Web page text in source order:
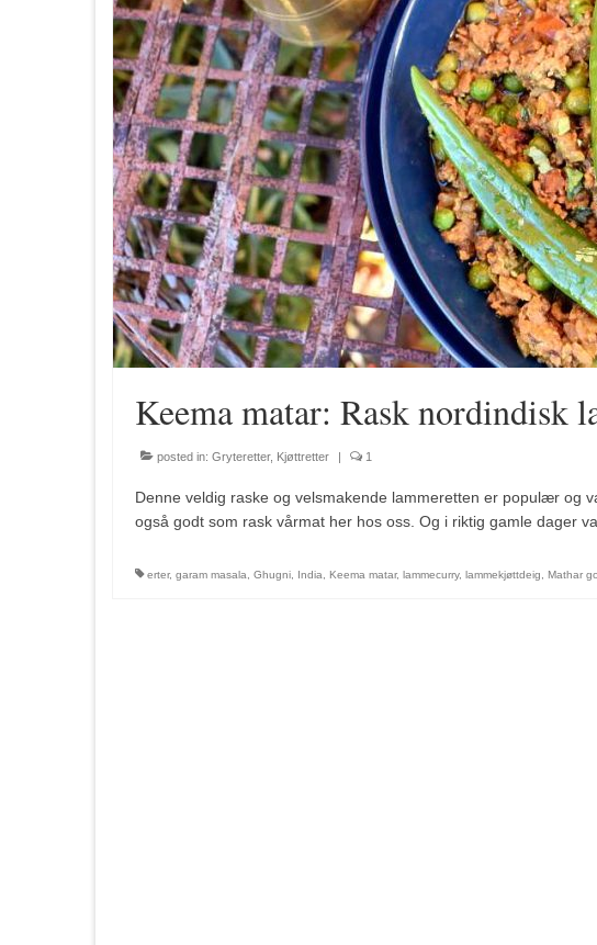
Keema matar: Rask nordindisk
posted in: Gryteretter, Kjøttretter | 1
Denne veldig raske og velsmakende lammeretten er populær og
også godt som rask vårmat her hos oss. Og i riktig gamle dager
erter, garam masala Ghugni India Keema matar, lammecurry, lammekjøttdeig Mathar